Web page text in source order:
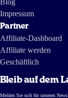
Andreas Souhoka
Andreas Souhoka
Impressum
Partner
Affiliate-Dashboard
Affiliate werden
Geschäftlich
Bleib auf dem
Melden Sie sich für unseren